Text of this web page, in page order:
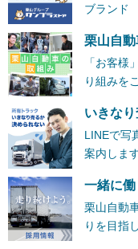
ブランド
栗山自
「お客様
り組みを
いきな
LINEで写
案内します
一緒に
栗山自動
りを目指